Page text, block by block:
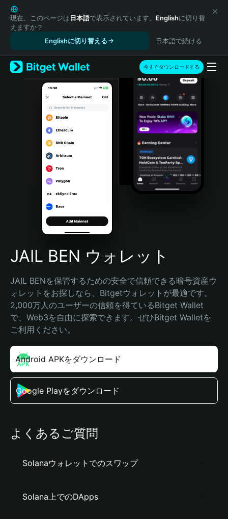
English
日本語
Tiếng Việt
Español (Latinoamérica)
Türkçe
Italiano
Português (Portugal)
Bahasa Indonesia
Português (Brasil)
Español (Argentina)
現在、このページは日本語で表示されています。 Englishに切り替
えますか？
Englishに切り替える
日本語で続ける
今すぐダウンロードする
JAIL BEN ウォレット
JAIL BENを保管するための安全で信頼できる暗号資産ウ
ォレットをお探しなら、Bitgetウォレットが最適です。
2,000万人のユーザーの信頼を得ているBitget Wallet
で、Web3を自由に探索できます。ぜひBitget Walletを
ご利用ください。
Android APKをダウンロード
Google Playをダウンロード
よくあるご質問
Solanaウォレットでのスワップ
Solana上でのDApps